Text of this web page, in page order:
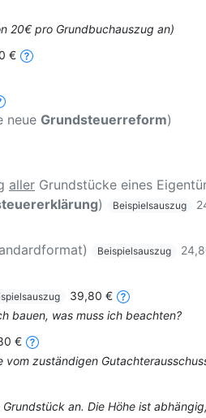
20€ pro Grundbuchauszug an)
€
neue Grundsteuerreform)
aller Grundstücke eines
) Beispielsauszug
Beispielsauszug
39,80 €
bauen, was muss ich beachten?
€
zuständigen
an. Die Höhe ist